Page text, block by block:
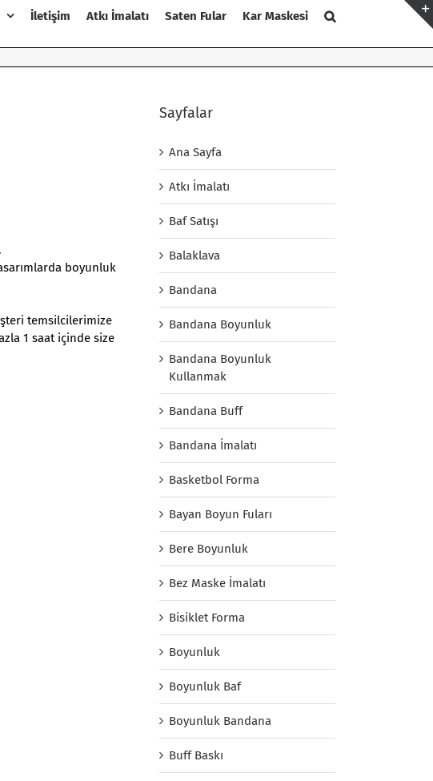
İletişim Atkı İmalatı Saten Fular Kar Maskesi
boyunluk
temsilcilerimize
1 saat içinde size
Sayfalar
Ana Sayfa
Atkı İmalatı
Baf Satışı
Balaklava
Bandana
Bandana Boyunluk
Bandana Boyunluk
Kullanmak
Bandana Buff
Bandana İmalatı
Basketbol Forma
Bayan Boyun Fuları
Bere Boyunluk
Bez Maske İmalatı
Bisiklet Forma
Boyunluk
Boyunluk Baf
Boyunluk Bandana
Buff Baskı